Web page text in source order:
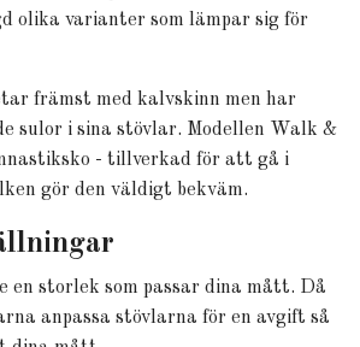
olika varianter som lämpar sig för
främst med kalvskinn men har
sulor i sina stövlar. Modellen Walk &
- tillverkad för att gå i
gör den väldigt bekväm.
storlek som passar dina mått. Då
anpassa stövlarna för en avgift så